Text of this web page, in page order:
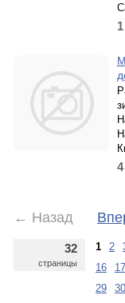
← Назад
32
страницы
1 2
16
17
29
30